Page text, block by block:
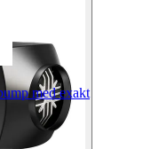
med exakt